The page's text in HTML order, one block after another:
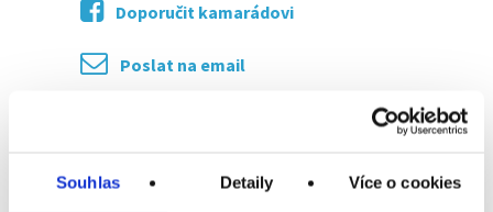
Souhlas Detaily Více o cookies
Doporučit kamarádovi
Poslat na email